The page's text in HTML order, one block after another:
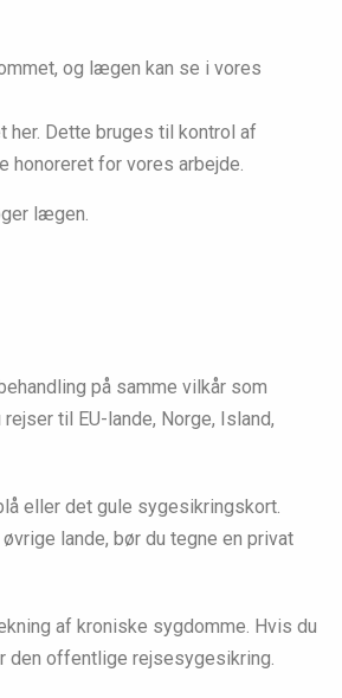
og lægen kan se i vores
Dette bruges til kontrol af
for vores arbejde.
lægen.
på samme vilkår som
til EU-lande, Norge, Island,
eller det gule sygesikringskort.
lande, bør du tegne en privat
af kroniske sygdomme. Hvis du
den offentlige rejsesygesikring.